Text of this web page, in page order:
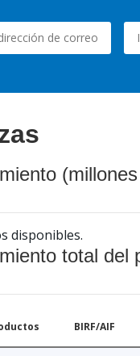
disponibles.
total del
BIRF/AIF